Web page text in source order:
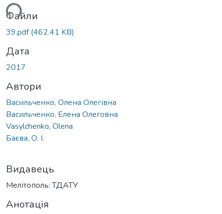
Файли
39.pdf(462.41 KB)
Дата
2017
Автори
Васильченко, Олена Олегівна
Васильченко, Елена Олеговна
Vasylchenko, Olena
Баєва, О. І.
Видавець
Мелітополь: ТДАТУ
Анотація